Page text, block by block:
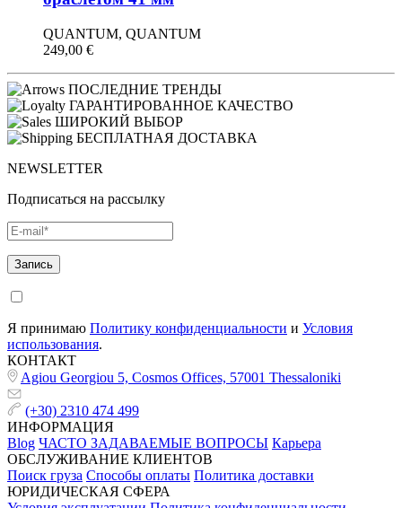
QUANTUM, QUANTUM
249,00 €
ПОСЛЕДНИЕ ТРЕНДЫ
ГАРАНТИРОВАННОЕ КАЧЕСТВО
ШИРОКИЙ ВЫБОР
БЕСПЛАТНАЯ ДОСТАВКА
NEWSLETTER
Подписаться на рассылку
Я принимаю Политику конфиденциальности и Условия
использования.
КОНТАКТ
Agiou Georgiou 5, Cosmos Offices, 57001 Thessaloniki
(+30) 2310 474 499
ИНФОРМАЦИЯ
Blog ЧАСТО ЗАДАВАЕМЫЕ ВОПРОСЫ Карьера
ОБСЛУЖИВАНИЕ КЛИЕНТОВ
Поиск груза Способы оплаты Политика доставки
ЮРИДИЧЕСКАЯ СФЕРА